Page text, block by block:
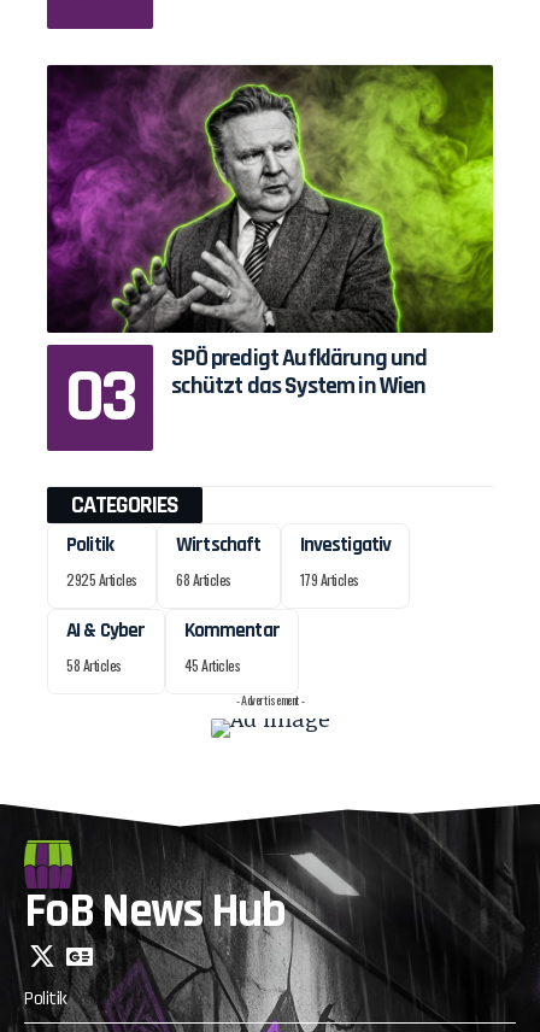
SPÖ predigt Aufklärung und
schützt das System in Wien
CATEGORIES
Politik
2925 Articles
Wirtschaft
68 Articles
Investigativ
179 Articles
AI & Cyber
58 Articles
Kommentar
45 Articles
- Advertisement -
FoB News Hub
Politik